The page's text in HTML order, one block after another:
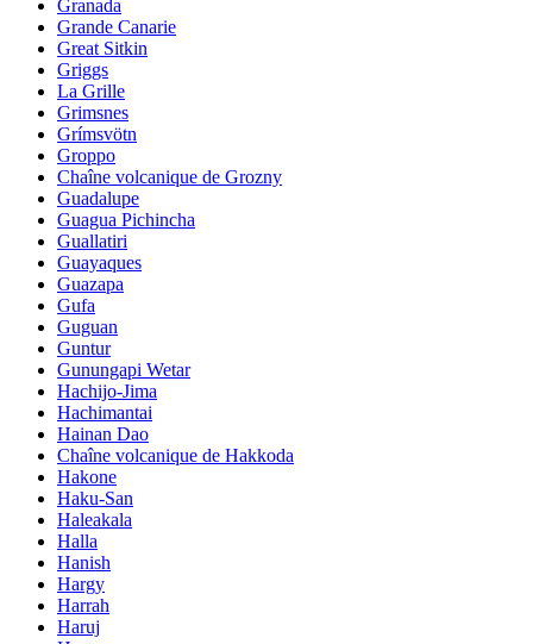
Granada
Grande Canarie
Great Sitkin
Griggs
La Grille
Grimsnes
Grímsvötn
Groppo
Chaîne volcanique de Grozny
Guadalupe
Guagua Pichincha
Guallatiri
Guayaques
Guazapa
Gufa
Guguan
Guntur
Gunungapi Wetar
Hachijo-Jima
Hachimantai
Hainan Dao
Chaîne volcanique de Hakkoda
Hakone
Haku-San
Haleakala
Halla
Hanish
Hargy
Harrah
Haruj